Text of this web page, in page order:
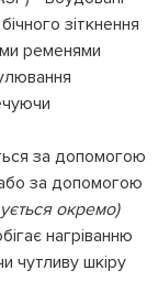
зіткнення
ременями
за допомогою
за допомогою
окремо)
нагріванню
чутливу шкіру